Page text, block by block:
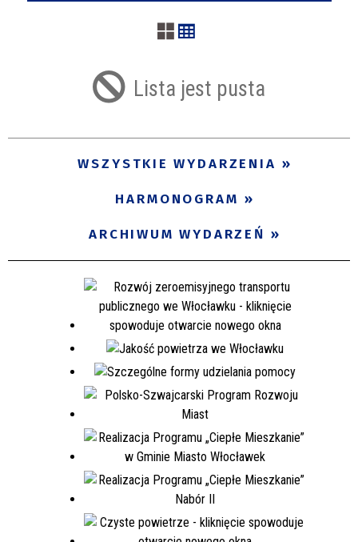
Lista jest pusta
WSZYSTKIE WYDARZENIA
HARMONOGRAM
ARCHIWUM WYDARZEŃ